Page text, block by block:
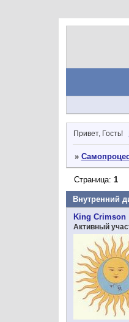
Привет, Гость!
»
Внутренний
Страница: 1
King Crimson
Активный